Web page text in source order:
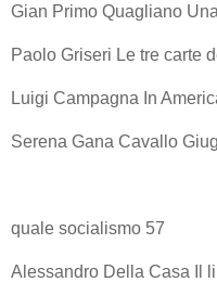
Gian Primo Quagliano
Paolo Griseri Le tre carte
Luigi Campagna In
Serena Gana Cavallo
quale socialismo 57
Alessandro Della Casa Il